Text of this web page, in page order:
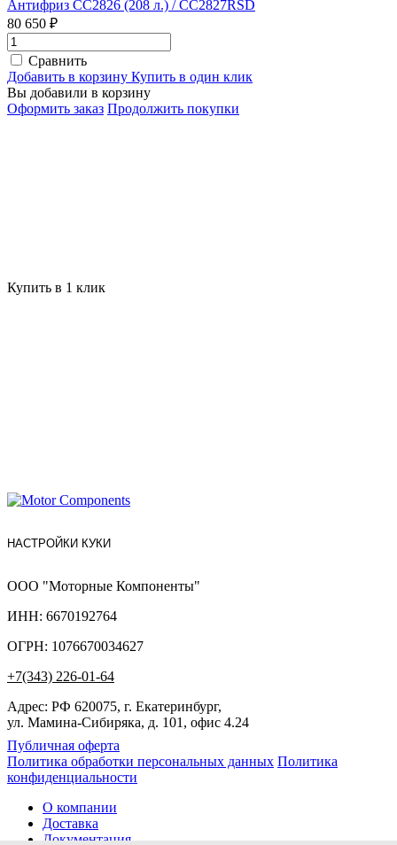
Антифриз CC2826 (208 л.) / CC2827RSD
80 650 ₽
Сравнить
Добавить в корзину Купить в один клик
Вы добавили в корзину
Оформить заказ Продолжить покупки
Купить в 1 клик
НАСТРОЙКИ КУКИ
ООО "Моторные Компоненты"
ИНН: 6670192764
ОГРН: 1076670034627
+7(343) 226-01-64
Адрес: РФ 620075, г. Екатеринбург,
ул. Мамина-Сибиряка, д. 101, офис 4.24
Публичная оферта
Политика обработки персональных данных Политика
конфиденциальности
О компании
Доставка
Документация